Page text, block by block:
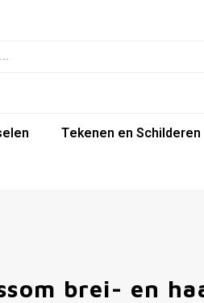
Tekenen en Schilderen
brei- en